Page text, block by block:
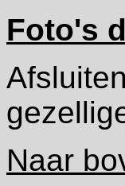
Foto's
Naar